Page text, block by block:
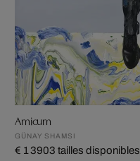
Amicum
GÜNAY SHAMSI
€ 1 3903 tailles disponibles